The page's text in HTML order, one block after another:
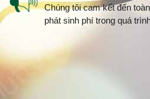
Chúng tôi cam kết đến
phát sinh phí trong quá